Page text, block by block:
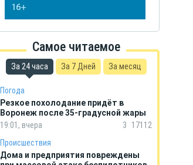
Самое читаемое
За 24 часа За 7 Дней За месяц
Погода
Резкое похолодание придёт в
Воронеж после 35-градусной жары
19:01, вчера
3
17112
Происшествия
Дома и предприятия повреждены